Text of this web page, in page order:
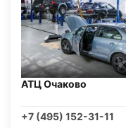
АТЦ Очаково
+7 (495) 152-31-11